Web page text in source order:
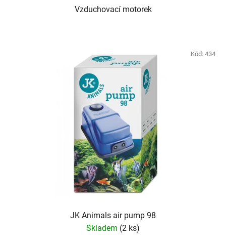
Vzduchovací motorek
JK Animals air pump 98
Skladem (2 ks)
Kód: 434